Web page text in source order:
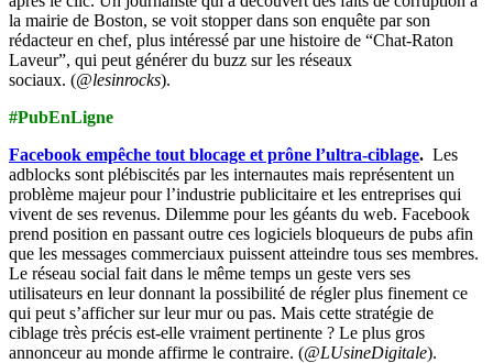
la mairie de Boston, se voit stopper dans son enquête par son
rédacteur en chef, plus intéressé par une histoire de “Chat-Raton
Laveur”, qui peut générer du buzz sur les réseaux
sociaux. (@lesinrocks).
#PubEnLigne
Facebook empêche tout blocage et prône l’ultra-ciblage. Les
adblocks sont plébiscités par les internautes mais représentent un
problème majeur pour l’industrie publicitaire et les entreprises qui
vivent de ses revenus. Dilemme pour les géants du web. Facebook
prend position en passant outre ces logiciels bloqueurs de pubs afin
que les messages commerciaux puissent atteindre tous ses membres.
Le réseau social fait dans le même temps un geste vers ses
utilisateurs en leur donnant la possibilité de régler plus finement ce
qui peut s’afficher sur leur mur ou pas. Mais cette stratégie de
ciblage très précis est-elle vraiment pertinente ? Le plus gros
annonceur au monde affirme le contraire. (@LUsineDigitale).